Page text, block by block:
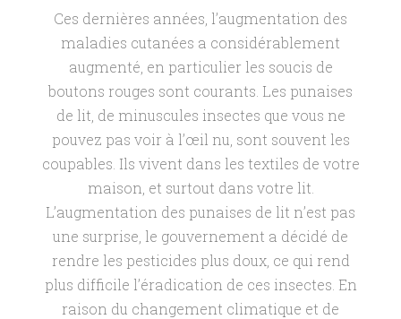
Ces dernières années, l’augmentation des
maladies cutanées a considérablement
augmenté, en particulier les soucis de
boutons rouges sont courants. Les punaises
de lit, de minuscules insectes que vous ne
pouvez pas voir à l’œil nu, sont souvent les
coupables. Ils vivent dans les textiles de votre
maison, et surtout dans votre lit.
L’augmentation des punaises de lit n’est pas
une surprise, le gouvernement a décidé de
rendre les pesticides plus doux, ce qui rend
plus difficile l’éradication de ces insectes. En
raison du changement climatique et de